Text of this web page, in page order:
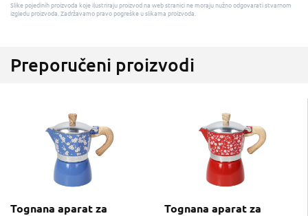
Slike pojedinih proizvoda koje ilustriraju proizvod na web stranici ne moraju nužno odgovarati stvarnom
izgledu proizvoda. Zadržavamo pravo pogreške u slikama proizvoda.
Preporučeni proizvodi
Tognana aparat za
Tognana aparat za